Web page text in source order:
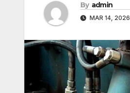
By admin
MAR 14, 2026